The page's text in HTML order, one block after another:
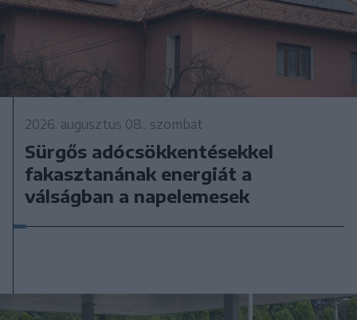
2026. augusztus 08., szombat
Sürgős adócsökkentésekkel
fakasztanának energiát a
válságban a napelemesek